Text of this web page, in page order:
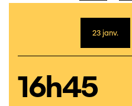
23 janv.
16h45